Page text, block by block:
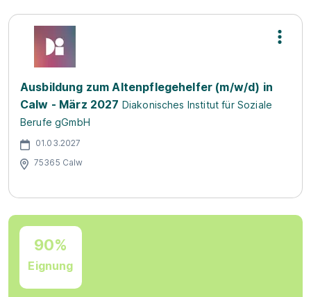
Ausbildung zum Altenpflegehelfer (m/w/d) in
Calw - März 2027 Diakonisches Institut für Soziale
Berufe gGmbH
01.03.2027
75365 Calw
90%
Eignung